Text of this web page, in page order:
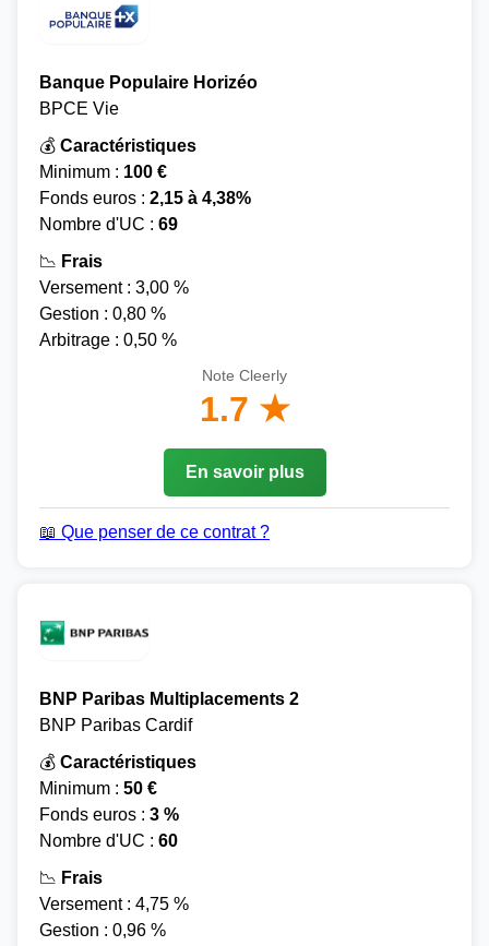
Banque Populaire Horizéo
BPCE Vie
💰 Caractéristiques
Minimum : 100 €
Fonds euros : 2,15 à 4,38%
Nombre d'UC : 69
📉 Frais
Versement : 3,00 %
Gestion : 0,80 %
Arbitrage : 0,50 %
Note Cleerly
1.7 ★
En savoir plus
📖 Que penser de ce contrat ?
BNP Paribas Multiplacements 2
BNP Paribas Cardif
💰 Caractéristiques
Minimum : 50 €
Fonds euros : 3 %
Nombre d'UC : 60
📉 Frais
Versement : 4,75 %
Gestion : 0,96 %